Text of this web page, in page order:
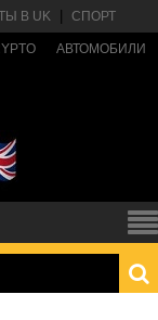
В UK СПОРТ
АВТОМОБИЛИ